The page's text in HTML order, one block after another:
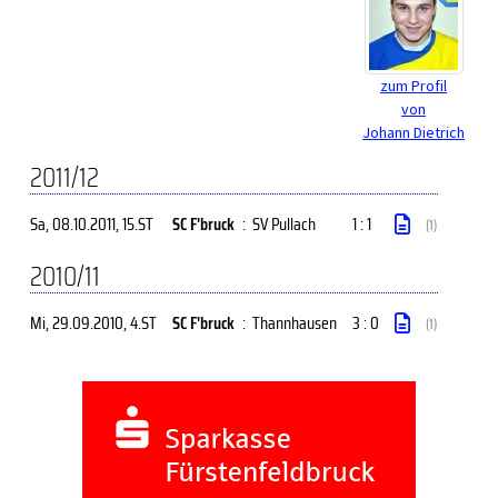
zum Profil
von
Johann Dietrich
2011/12
Sa, 08.10.2011, 15.ST SC F'bruck : SV Pullach 1 : 1 (1)
2010/11
Mi, 29.09.2010, 4.ST SC F'bruck : Thannhausen 3 : 0 (1)